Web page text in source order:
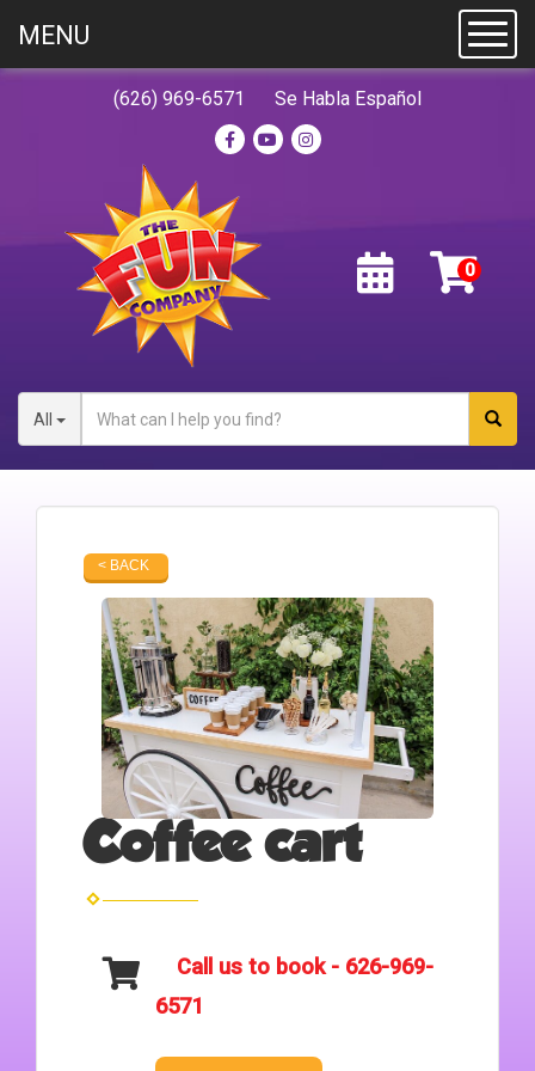
(626) 969-6571 Se Habla Español
All
MENU
< BACK
Coffee cart
Call us to book - 626-969-
6571